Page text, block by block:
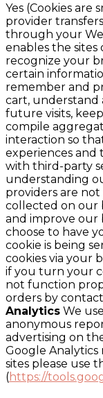
Yes (Cookies are
provider
through your
enables the sites
recognize your
certain
remember and
cart, understand
future visits,
compile
interaction so
experiences and
with third-party
understanding
providers are
collected on our
and improve our
choose to have
cookie is being
cookies via your
if you turn your
not function
orders by
Analytics We
anonymous
advertising on
Google
sites please use
(https://